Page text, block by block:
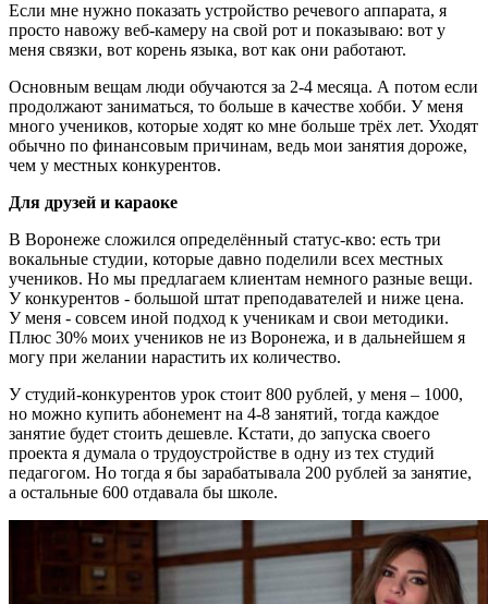
Если мне нужно показать устройство речевого аппарата, я
просто навожу веб-камеру на свой рот и показываю: вот у
меня связки, вот корень языка, вот как они работают.
Основным вещам люди обучаются за 2-4 месяца. А потом если
продолжают заниматься, то больше в качестве хобби. У меня
много учеников, которые ходят ко мне больше трёх лет. Уходят
обычно по финансовым причинам, ведь мои занятия дороже,
чем у местных конкурентов.
Для друзей и караоке
В Воронеже сложился определённый статус-кво: есть три
вокальные студии, которые давно поделили всех местных
учеников. Но мы предлагаем клиентам немного разные вещи.
У конкурентов - большой штат преподавателей и ниже цена.
У меня - совсем иной подход к ученикам и свои методики.
Плюс 30% моих учеников не из Воронежа, и в дальнейшем я
могу при желании нарастить их количество.
У студий-конкурентов урок стоит 800 рублей, у меня – 1000,
но можно купить абонемент на 4-8 занятий, тогда каждое
занятие будет стоить дешевле. Кстати, до запуска своего
проекта я думала о трудоустройстве в одну из тех студий
педагогом. Но тогда я бы зарабатывала 200 рублей за занятие,
а остальные 600 отдавала бы школе.